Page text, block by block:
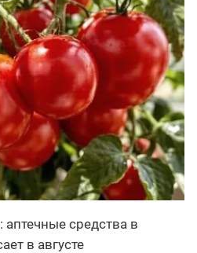
средства в
в августе